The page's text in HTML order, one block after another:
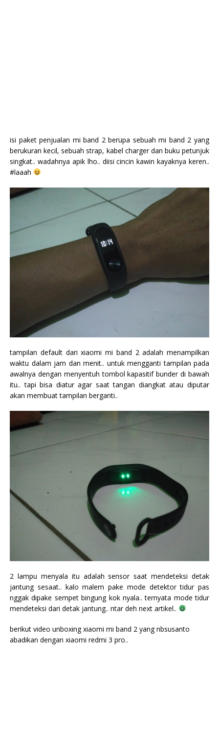
isi paket penjualan mi band 2 berupa sebuah mi band 2 yang
berukuran kecil, sebuah strap, kabel charger dan buku petunjuk
singkat.. wadahnya apik lho.. diisi cincin kawin kayaknya keren..
#laaah
tampilan default dari xiaomi mi band 2 adalah menampilkan
waktu dalam jam dan menit.. untuk mengganti tampilan pada
awalnya dengan menyentuh tombol kapasitif bunder di bawah
itu.. tapi bisa diatur agar saat tangan diangkat atau diputar
akan membuat tampilan berganti..
2 lampu menyala itu adalah sensor saat mendeteksi detak
jantung sesaat.. kalo malem pake mode detektor tidur pas
nggak dipake sempet bingung kok nyala.. ternyata mode tidur
mendeteksi dari detak jantung.. ntar deh next artikel..
berikut video unboxing xiaomi mi band 2 yang nbsusanto
abadikan dengan xiaomi redmi 3 pro..